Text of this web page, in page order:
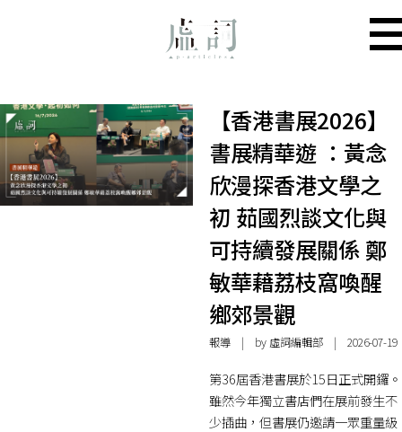
【香港書展2026】
書展精華遊 ：黃念
欣漫探香港文學之
初 茹國烈談文化與
可持續發展關係 鄭
敏華藉荔枝窩喚醒
鄉郊景觀
報導| by 虛詞編輯部 | 2026-07-19
第36屆香港書展於15日正式開鑼。
雖然今年獨立書店們在展前發生不
少插曲，但書展仍邀請一眾重量級